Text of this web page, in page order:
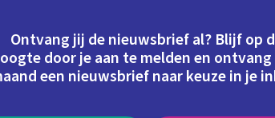
Ontvang jij de nieuwsbrief al? Blijf op
door je aan te melden en ontvang
een nieuwsbrief naar keuze in je